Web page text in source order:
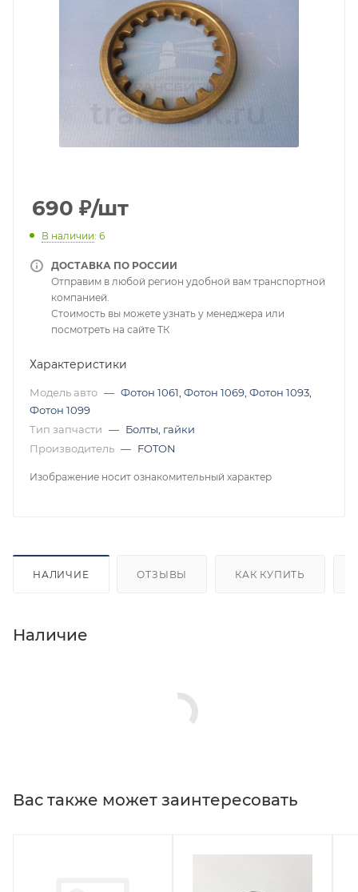
690 ₽/шт
В наличии: 6
ДОСТАВКА ПО РОССИИ
Отправим в любой регион удобной вам транспортной
компанией.
Стоимость вы можете узнать у менеджера или
посмотреть на сайте ТК
Характеристики
Модель авто — Фотон 1061 Фотон 1069 Фотон 1093
Фотон 1099
Тип запчасти — Болты, гайки
Производитель — FOTON
Изображение носит ознакомительный характер
НАЛИЧИЕ ОТЗЫВЫ КАК КУПИТЬ
Наличие
Вас также может заинтересовать